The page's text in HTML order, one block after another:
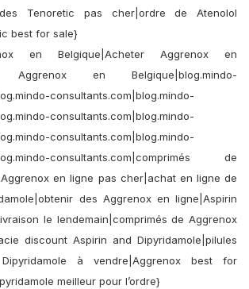
Tenoretic pas cher|ordre de Atenolol
best for sale}
en Belgique|Acheter Aggrenox en
Aggrenox en Belgique|blog.mindo-
consultants.com|blog.mindo-
consultants.com|blog.mindo-
consultants.com|blog.mindo-
consultants.com|comprimés de
en ligne pas cher|achat en ligne de
des Aggrenox en ligne|Aspirin
le lendemain|comprimés de Aggrenox
discount Aspirin and Dipyridamole|pilules
à vendre|Aggrenox best for
meilleur pour l’ordre}